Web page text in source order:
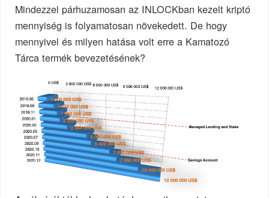
Mindezzel párhuzamosan az INLOCKban kezelt kriptó
mennyiség is folyamatosan növekedett. De hogy
mennyivel és milyen hatása volt erre a Kamatozó
Tárca termék bevezetésének?